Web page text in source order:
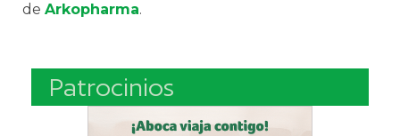
de Arkopharma.
Patrocinios